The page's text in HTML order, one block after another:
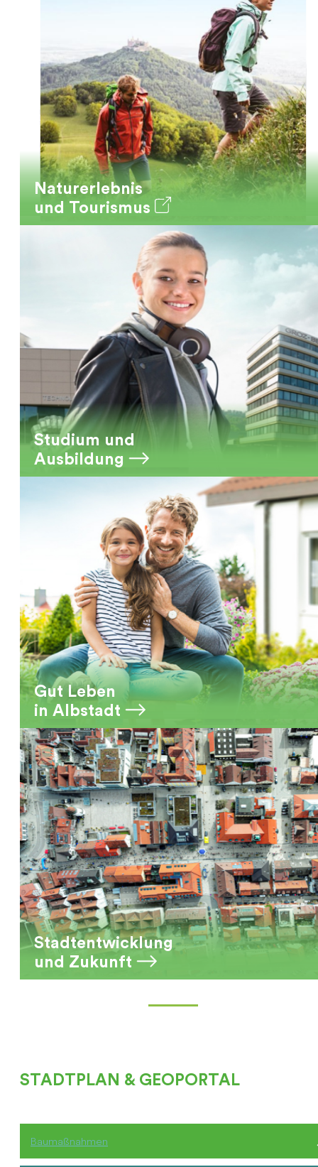
Naturerlebnis
und Tourismus
Studium und
Ausbildung
Gut Leben
in Albstadt
Stadtentwicklung
und Zukunft
STADTPLAN & GEOPORTAL
Baumaßnahmen